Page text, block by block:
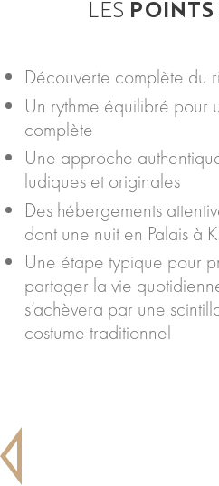
LES POINTS
Découverte complète du
Un rythme équilibré pour
complète
Une approche
ludiques et originales
Des hébergements
dont une nuit en Palais à
Une étape typique pour
partager la vie
s’achèvera par une
costume traditionnel